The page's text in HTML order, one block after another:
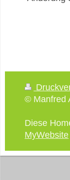
© Manfred
Diese
MyWebsite